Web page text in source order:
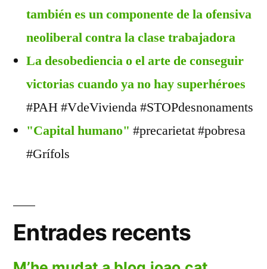
también es un componente de la ofensiva
neoliberal contra la clase trabajadora
La desobediencia o el arte de conseguir
victorias cuando ya no hay superhéroes
#PAH #VdeVivienda #STOPdesnonaments
"Capital humano" #precarietat #pobresa
#Grífols
Entrades recents